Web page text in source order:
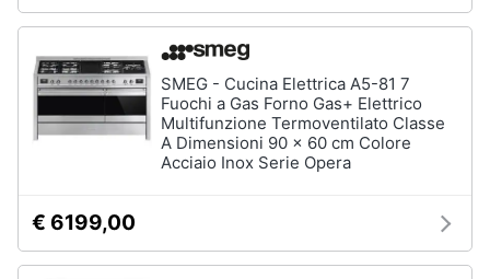
Caminetto
Vedi
tutti
industriali
Abbattitore
SMEG - Cucina Elettrica A5-81 7
Fuochi a Gas Forno Gas+ Elettrico
Multifunzione Termoventilato Classe
A Dimensioni 90 x 60 cm Colore
Acciaio Inox Serie Opera
€ 6199,00